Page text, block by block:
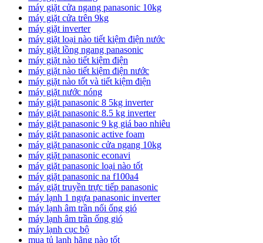
máy giặt cửa ngang panasonic 10kg
máy giặt cửa trên 9kg
máy giặt inverter
máy giặt loại nào tiết kiệm điện nước
máy giặt lồng ngang panasonic
máy giặt nào tiết kiệm điện
máy giặt nào tiết kiệm điện nước
máy giặt nào tốt và tiết kiệm điện
máy giặt nước nóng
máy giặt panasonic 8 5kg inverter
máy giặt panasonic 8.5 kg inverter
máy giặt panasonic 9 kg giá bao nhiêu
máy giặt panasonic active foam
máy giặt panasonic cửa ngang 10kg
máy giặt panasonic econavi
máy giặt panasonic loại nào tốt
máy giặt panasonic na f100a4
máy giặt truyền trực tiếp panasonic
máy lạnh 1 ngựa panasonic inverter
máy lạnh âm trần nối ống gió
máy lạnh âm trần ống gió
máy lạnh cục bộ
mua tủ lạnh hãng nào tốt